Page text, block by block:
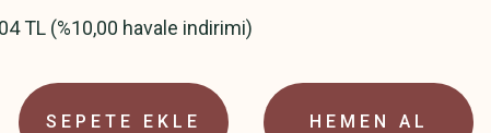
TL (%10,00 havale indirimi)
SEPETE EKLE HEMEN AL